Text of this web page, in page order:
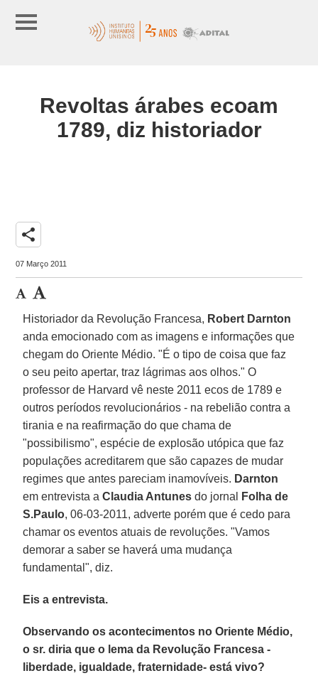
Revoltas árabes ecoam
1789, diz historiador
share
07 Março 2011
Historiador da Revolução Francesa, Robert Darnton
anda emocionado com as imagens e informações que
chegam do Oriente Médio. "É o tipo de coisa que faz
o seu peito apertar, traz lágrimas aos olhos." O
professor de Harvard vê neste 2011 ecos de 1789 e
outros períodos revolucionários - na rebelião contra a
tirania e na reafirmação do que chama de
"possibilismo", espécie de explosão utópica que faz
populações acreditarem que são capazes de mudar
regimes que antes pareciam inamovíveis. Darnton
em entrevista aClaudia Antunes do jornal
Folha de
S.Paulo, 06-03-2011, adverte porém que é cedo para
chamar os eventos atuais de revoluções. "Vamos
demorar a saber se haverá uma mudança
fundamental", diz.
Eis a entrevista.
Observando os acontecimentos no Oriente Médio,
o sr. diria que o lema da Revolução Francesa -
liberdade, igualdade, fraternidade- está vivo?